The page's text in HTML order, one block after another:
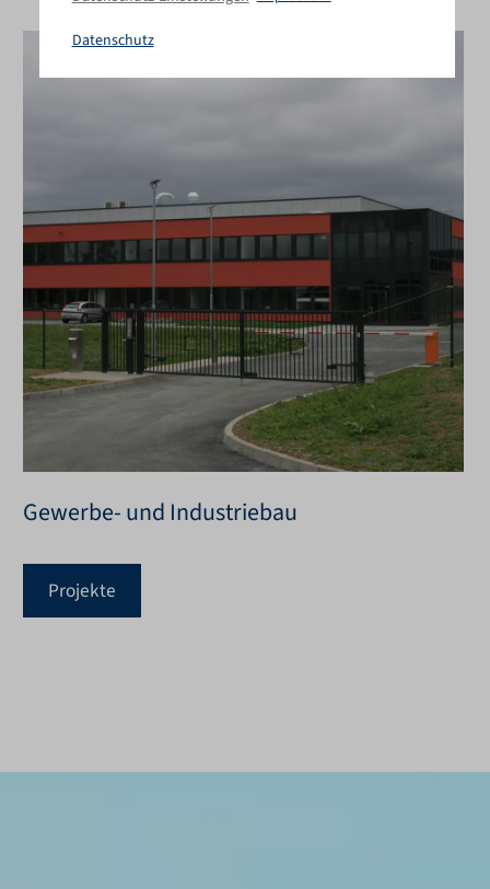
Gewerbe- und Industriebau
Projekte
Datenschutz